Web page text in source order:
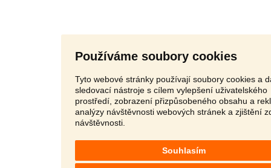
Používáme soubory cookies
Tyto webové stránky používají soubory cookies a
sledovací nástroje s cílem vylepšení uživatelského
prostředí, zobrazení přizpůsobeného obsahu a
analýzy návštěvnosti webových stránek a zjištění
návštěvnosti.
Souhlasím